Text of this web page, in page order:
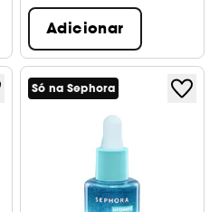
Adicionar
Só na Sephora